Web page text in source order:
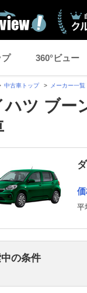
プ 360°ビュー
中古車トップ メーカー一覧
ハツ ブー
平
の条件